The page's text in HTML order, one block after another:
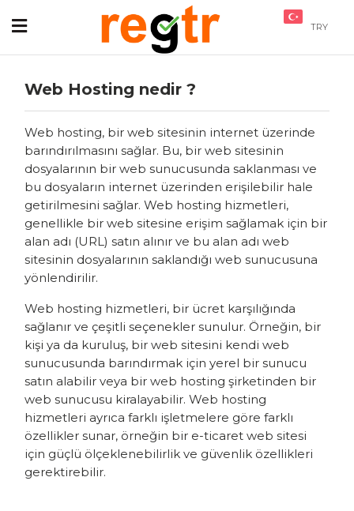
TRY
Web Hosting nedir ?
Web hosting, bir web sitesinin internet üzerinde
barındırılmasını sağlar. Bu, bir web sitesinin
dosyalarının bir web sunucusunda saklanması ve
bu dosyaların internet üzerinden erişilebilir hale
getirilmesini sağlar. Web hosting hizmetleri,
genellikle bir web sitesine erişim sağlamak için bir
alan adı (URL) satın alınır ve bu alan adı web
sitesinin dosyalarının saklandığı web sunucusuna
yönlendirilir.
Web hosting hizmetleri, bir ücret karşılığında
sağlanır ve çeşitli seçenekler sunulur. Örneğin, bir
kişi ya da kuruluş, bir web sitesini kendi web
sunucusunda barındırmak için yerel bir sunucu
satın alabilir veya bir web hosting şirketinden bir
web sunucusu kiralayabilir. Web hosting
hizmetleri ayrıca farklı işletmelere göre farklı
özellikler sunar, örneğin bir e-ticaret web sitesi
için güçlü ölçeklenebilirlik ve güvenlik özellikleri
gerektirebilir.